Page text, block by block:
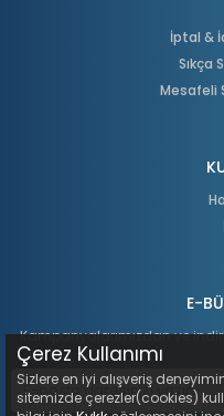
İptal &
Sıkça
Mesafeli
E-
Kampanyalarımızdan ve
Çerez Kullanımı
Sizlere en iyi alışveriş
sitemizde çerezler(cookies)